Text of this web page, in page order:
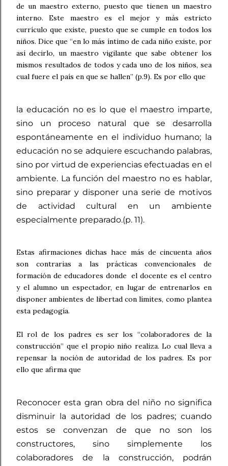
de un maestro externo, puesto que tienen un maestro
interno. Este maestro es el mejor y más estricto
currículo que existe, puesto que se cumple en todos los
niños. Dice que “en lo más íntimo de cada niño existe, por
así decirlo, un maestro vigilante que sabe obtener los
mismos resultados de todos y cada uno de los niños, sea
cual fuere el país en que se hallen” (p.9). Es por ello que
la educación no es lo que el maestro imparte,
sino un proceso natural que se desarrolla
espontáneamente en el individuo humano; la
educación no se adquiere escuchando palabras,
sino por virtud de experiencias efectuadas en el
ambiente. La función del maestro no es hablar,
sino preparar y disponer una serie de motivos
de actividad cultural en un ambiente
especialmente preparado.(p. 11).
Estas afirmaciones dichas hace más de cincuenta años
son contrarias a las prácticas convencionales de
formación de educadores donde el docente es el centro
y el alumno un espectador, en lugar de entrenarlos en
disponer ambientes de libertad con límites, como plantea
esta pedagogía.
El rol de los padres es ser los “colaboradores de la
construcción” que el propio niño realiza. Lo cual lleva a
repensar la noción de autoridad de los padres. Es por
ello que afirma que
Reconocer esta gran obra del niño no significa
disminuir la autoridad de los padres; cuando
estos se convenzan de que no son los
constructores, sino simplemente los
colaboradores de la construcción, podrán